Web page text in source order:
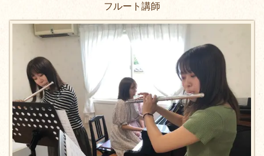
フルート講師